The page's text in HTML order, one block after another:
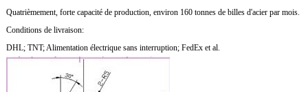
Quatrièmement, forte capacité de production, environ 160 tonnes de billes d'acier par mois.
Conditions de livraison:
DHL; TNT; Alimentation électrique sans interruption; FedEx et al.